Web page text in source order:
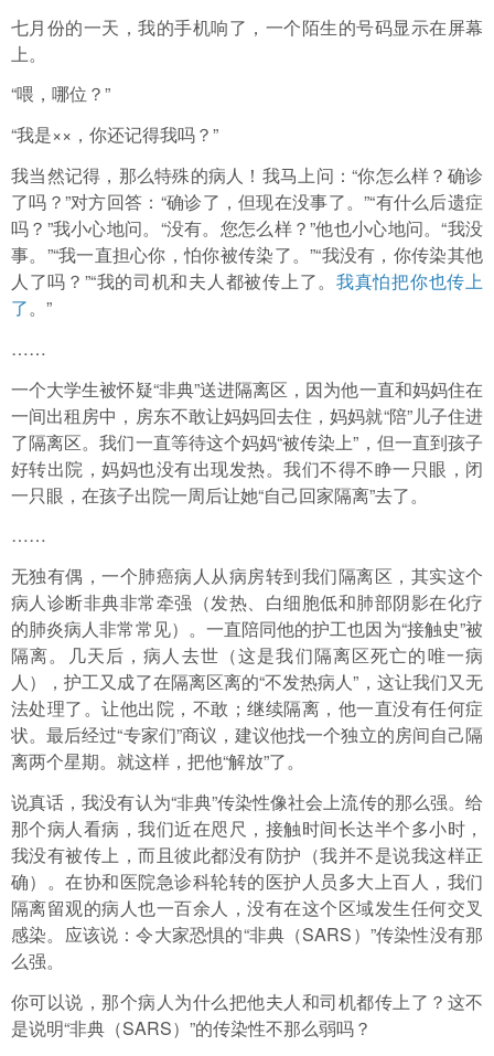
七月份的一天，我的手机响了，一个陌生的号码显示在屏幕
上。
“喂，哪位？”
“我是××，你还记得我吗？”
我当然记得，那么特殊的病人！我马上问：“你怎么样？确诊
了吗？”对方回答：“确诊了，但现在没事了。”“有什么后遗症
吗？”我小心地问。“没有。您怎么样？”他也小心地问。“我没
事。”“我一直担心你，怕你被传染了。”“我没有，你传染其他
人了吗？”“我的司机和夫人都被传上了。 我真怕把你也传上
了。”
……
一个大学生被怀疑“非典”送进隔离区，因为他一直和妈妈住在
一间出租房中，房东不敢让妈妈回去住，妈妈就“陪”儿子住进
了隔离区。我们一直等待这个妈妈“被传染上”，但一直到孩子
好转出院，妈妈也没有出现发热。我们不得不睁一只眼，闭
一只眼，在孩子出院一周后让她“自己回家隔离”去了。
……
无独有偶，一个肺癌病人从病房转到我们隔离区，其实这个
病人诊断非典非常牵强（发热、白细胞低和肺部阴影在化疗
的肺炎病人非常常见）。一直陪同他的护工也因为“接触史”被
隔离。几天后，病人去世（这是我们隔离区死亡的唯一病
人），护工又成了在隔离区离的“不发热病人”，这让我们又无
法处理了。让他出院，不敢；继续隔离，他一直没有任何症
状。最后经过“专家们”商议，建议他找一个独立的房间自己隔
离两个星期。就这样，把他“解放”了。
说真话，我没有认为“非典”传染性像社会上流传的那么强。给
那个病人看病，我们近在咫尺，接触时间长达半个多小时，
我没有被传上，而且彼此都没有防护（我并不是说我这样正
确）。在协和医院急诊科轮转的医护人员多大上百人，我们
隔离留观的病人也一百余人，没有在这个区域发生任何交叉
感染。应该说：令大家恐惧的“非典（SARS）”传染性没有那
么强。
你可以说，那个病人为什么把他夫人和司机都传上了？这不
是说明“非典（SARS）”的传染性不那么弱吗？